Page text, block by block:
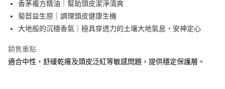
全盈+PAY
大哥付你分期
相關說明
1.本服務由台灣大哥大提供，台灣大哥大用戶可立即使用無須另外申請。
AFTEE先享後付
香茅複方精油｜幫助頭皮潔淨清爽
菊苣益生原｜調理頭皮健康生機
大地般的沉穩香氣｜極具穿透力的土壤大地氣息，安神定心
銷售重點
適合中性，舒緩乾癢及頭皮泛紅等敏感問題，提供穩定保護層。